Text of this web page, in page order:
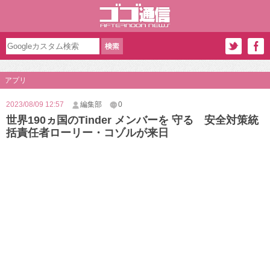
アプリ
2023/08/09 12:57 編集部 0
世界190ヵ国のTinder メンバーを 守る 安全対策統
括責任者ローリー・コゾルが来日